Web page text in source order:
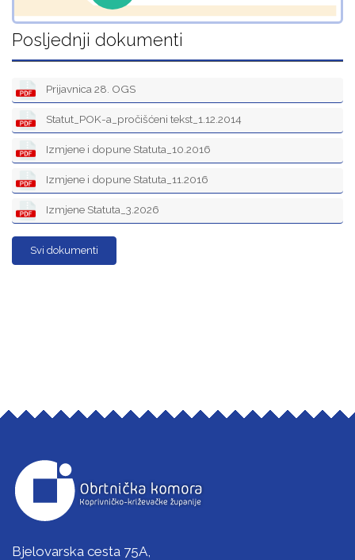
Posljednji dokumenti
Prijavnica 28. OGS
Statut_POK-a_pročišćeni tekst_1.12.2014
Izmjene i dopune Statuta_10.2016
Izmjene i dopune Statuta_11.2016
Izmjene Statuta_3.2026
Svi dokumenti
Bjelovarska cesta 75A,